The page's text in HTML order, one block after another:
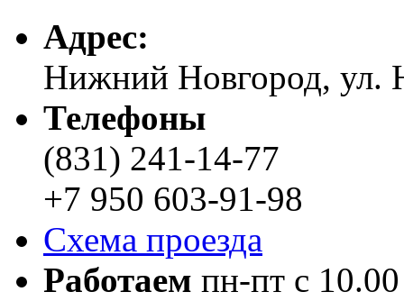
Адреc:
Нижний Новгород, ул.
Телефоны
(831) 241-14-77
+7 950 603-91-98
Схема проезда
Работаем пн-пт с